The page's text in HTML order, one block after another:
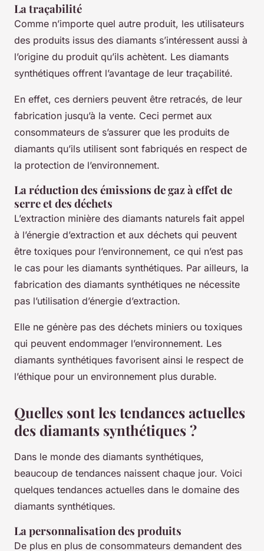
La traçabilité
Comme n’importe quel autre produit, les utilisateurs
des produits issus des diamants s’intéressent aussi à
l’origine du produit qu’ils achètent. Les diamants
synthétiques offrent l’avantage de leur traçabilité.
En effet, ces derniers peuvent être retracés, de leur
fabrication jusqu’à la vente. Ceci permet aux
consommateurs de s’assurer que les produits de
diamants qu’ils utilisent sont fabriqués en respect de
la protection de l’environnement.
La réduction des émissions de gaz à effet de
serre et des déchets
L’extraction minière des diamants naturels fait appel
à l’énergie d’extraction et aux déchets qui peuvent
être toxiques pour l’environnement, ce qui n’est pas
le cas pour les diamants synthétiques. Par ailleurs, la
fabrication des diamants synthétiques ne nécessite
pas l’utilisation d’énergie d’extraction.
Elle ne génère pas des déchets miniers ou toxiques
qui peuvent endommager l’environnement. Les
diamants synthétiques favorisent ainsi le respect de
l’éthique pour un environnement plus durable.
Quelles sont les tendances actuelles
des diamants synthétiques ?
Dans le monde des diamants synthétiques,
beaucoup de tendances naissent chaque jour. Voici
quelques tendances actuelles dans le domaine des
diamants synthétiques.
La personnalisation des produits
De plus en plus de consommateurs demandent des